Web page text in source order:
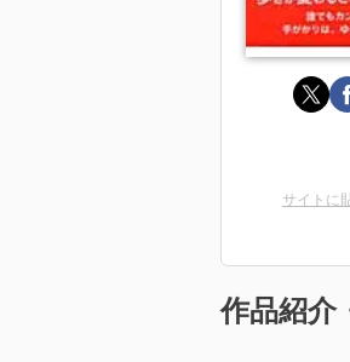
サイトに
作品紹介